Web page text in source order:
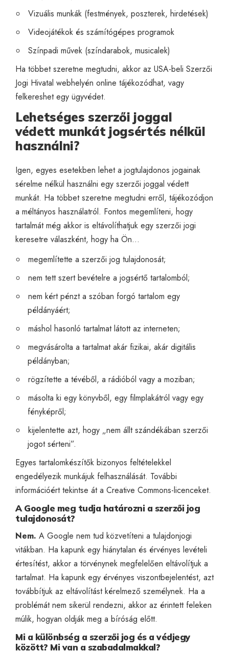
Vizuális munkák (festmények, poszterek, hirdetések)
Videojátékok és számítógépes programok
Színpadi művek (színdarabok, musicalek)
Ha többet szeretne megtudni, akkor az USA-beli Szerzői
Jogi Hivatal webhelyén online tájékozódhat, vagy
felkereshet egy ügyvédet.
Lehetséges szerzői joggal
védett munkát jogsértés nélkül
használni?
Igen, egyes esetekben lehet a jogtulajdonos jogainak
sérelme nélkül használni egy szerzői joggal védett
munkát. Ha többet szeretne megtudni erről, tájékozódjon
a méltányos használatról. Fontos megemlíteni, hogy
tartalmát még akkor is eltávolíthatjuk egy szerzői jogi
keresetre válaszként, hogy ha Ön…
megemlítette a szerzői jog tulajdonosát;
nem tett szert bevételre a jogsértő tartalomból;
nem kért pénzt a szóban forgó tartalom egy
példányáért;
máshol hasonló tartalmat látott az interneten;
megvásárolta a tartalmat akár fizikai, akár digitális
példányban;
rögzítette a tévéből, a rádióból vagy a moziban;
másolta ki egy könyvből, egy filmplakátról vagy egy
fényképről;
kijelentette azt, hogy „nem állt szándékában szerzői
jogot sérteni”.
Egyes tartalomkészítők bizonyos feltételekkel
engedélyezik munkájuk felhasználását. További
információért tekintse át a Creative Commons-licenceket.
A Google meg tudja határozni a szerzői jog
tulajdonosát?
Nem. A Google nem tud közvetíteni a tulajdonjogi
vitákban. Ha kapunk egy hiánytalan és érvényes levételi
értesítést, akkor a törvénynek megfelelően eltávolítjuk a
tartalmat. Ha kapunk egy érvényes viszontbejelentést, azt
továbbítjuk az eltávolítást kérelmező személynek. Ha a
problémát nem sikerül rendezni, akkor az érintett feleken
múlik, hogyan oldják meg a bíróság előtt.
Mi a különbség a szerzői jog és a védjegy
között? Mi van a szabadalmakkal?